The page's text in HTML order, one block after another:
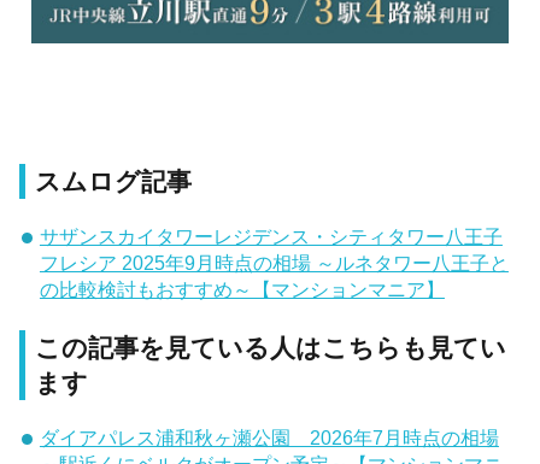
スムログ記事
サザンスカイタワーレジデンス・シティタワー八王子
フレシア 2025年9月時点の相場 ～ルネタワー八王子と
の比較検討もおすすめ～【マンションマニア】
この記事を見ている人はこちらも見てい
ます
ダイアパレス浦和秋ヶ瀬公園 2026年7月時点の相場